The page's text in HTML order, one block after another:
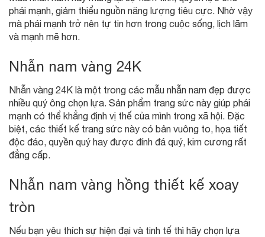
phái mạnh, giảm thiểu nguồn năng lượng tiêu cực. Nhờ vậy
mà phái mạnh trở nên tự tin hơn trong cuộc sống, lịch lãm
và mạnh mẽ hơn.
Nhẫn nam vàng 24K
Nhẫn vàng 24K là một trong các mẫu nhẫn nam đẹp được
nhiều quý ông chọn lựa. Sản phẩm trang sức này giúp phái
mạnh có thể khẳng định vị thế của mình trong xã hội. Đặc
biệt, các thiết kế trang sức này có bản vuông to, họa tiết
độc đáo, quyền quý hay được đính đá quý, kim cương rất
đẳng cấp.
Nhẫn nam vàng hồng thiết kế xoay
tròn
Nếu bạn yêu thích sự hiện đại và tinh tế thì hãy chọn lựa